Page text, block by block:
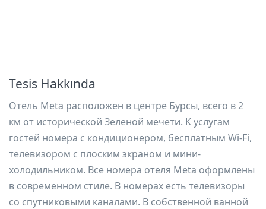
Tesis Hakkında
Отель Meta расположен в центре Бурсы, всего в 2
км от исторической Зеленой мечети. К услугам
гостей номера с кондиционером, бесплатным Wi-Fi,
телевизором с плоским экраном и мини-
холодильником. Все номера отеля Meta оформлены
в современном стиле. В номерах есть телевизоры
со спутниковыми каналами. В собственной ванной